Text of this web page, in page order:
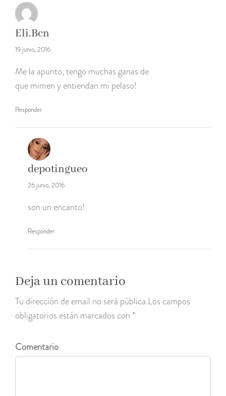
Eli.Bcn
19 junio, 2016
Me la apunto, tengo muchas ganas de
que mimen y entiendan mi pelaso!
Responder
depotingueo
26 junio, 2016
son un encanto!
Responder
Deja un comentario
Tu dirección de email no será pública.Los campos
obligatorios están marcados con *
Comentario